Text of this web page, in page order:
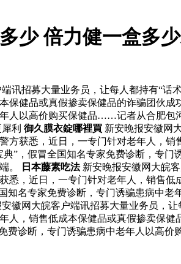
少 倍力健一盒多
讯招募大量业务员，让每人都持有“
保健品或真假掺卖保健品的诈骗团伙
人以高价购买保健品……记者从合肥包
利 御久膜衣錠哪裡買 新安晚报安徽网
获悉，近日，一专门针对老年人，
典”，假冒全国知名专家免费诊断，专
。
日本藤素吃法新安晚报安徽网大皖
，近日，一专门针对老年人，销售低
知名专家免费诊断，专门诱骗患病中
徽网大皖客户端讯招募大量业务员，
人，销售低成本保健品或真假掺卖保
费诊断，专门诱骗患病中老年人以高